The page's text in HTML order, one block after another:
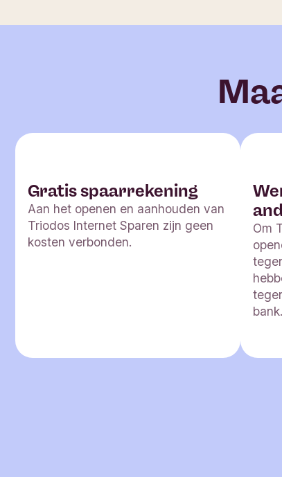
Gratis spaarrekening
Aan het openen en aanhouden van
Triodos Internet Sparen zijn geen
kosten verbonden.
Om
bank.